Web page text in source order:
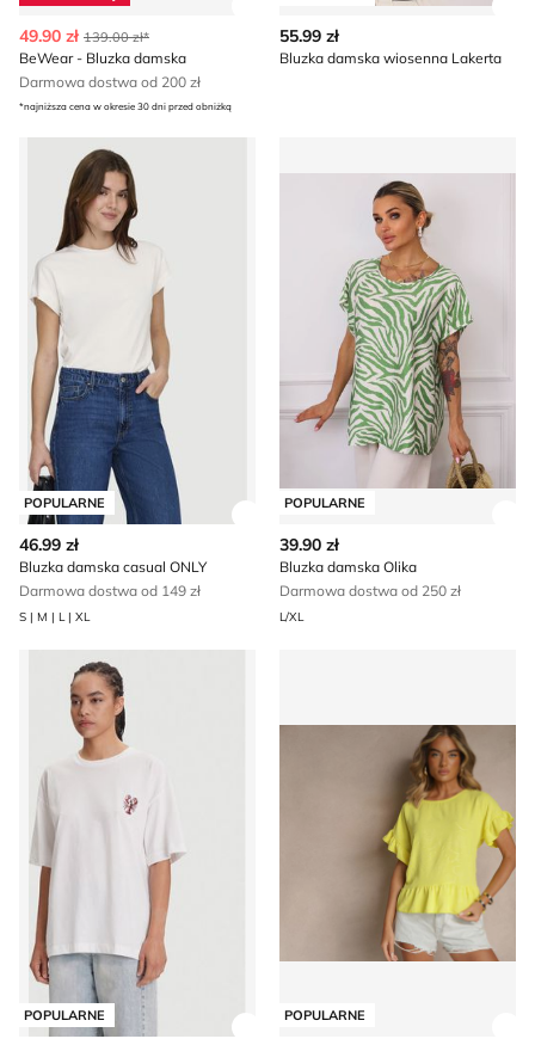
49.90 zł 139.00 zł*
BeWear - Bluzka damska
Darmowa dostwa od 200 zł
*najniższa cena w okresie 30 dni przed obniżką
55.99 zł
Bluzka damska wiosenna Lakerta
Bluzka damska casual ONLY
POPULARNE
46.99 zł
Bluzka damska casual ONLY
Darmowa dostwa od 149 zł
S | M | L | XL
POPULARNE
39.90 zł
Bluzka damska Olika
Darmowa dostwa od 250 zł
L/XL
Bluzka damska Pieces
POPULARNE POPULARNE